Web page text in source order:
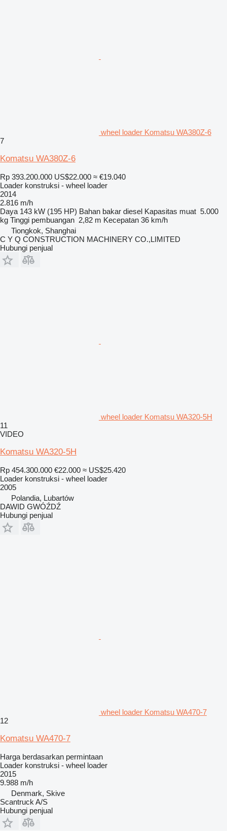
wheel loader Komatsu WA380Z-6
7
Komatsu WA380Z-6
Rp 393.200.000 US$22.000 ≈ €19.040
Loader konstruksi - wheel loader
2014
2.816 m/h
Daya 143 kW (195 HP) Bahan bakar diesel Kapasitas muat 5.000
kg Tinggi pembuangan 2,82 m Kecepatan 36 km/h
Tiongkok, Shanghai
C Y Q CONSTRUCTION MACHINERY CO.,LIMITED
Hubungi penjual
wheel loader Komatsu WA320-5H
11
VIDEO
Komatsu WA320-5H
Rp 454.300.000 €22.000 ≈ US$25.420
Loader konstruksi - wheel loader
2005
Polandia, Lubartów
DAWID GWÓŹDŹ
Hubungi penjual
wheel loader Komatsu WA470-7
12
Komatsu WA470-7
Harga berdasarkan permintaan
Loader konstruksi - wheel loader
2015
9.988 m/h
Denmark, Skive
Scantruck A/S
Hubungi penjual